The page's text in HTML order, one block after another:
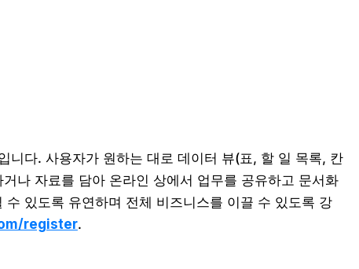
다. 사용자가 원하는 대로 데이터 뷰(표, 할 일 목록, 칸
나 자료를 담아 온라인 상에서 업무를 공유하고 문서화
있도록 유연하며 전체 비즈니스를 이끌 수 있도록 강
register.